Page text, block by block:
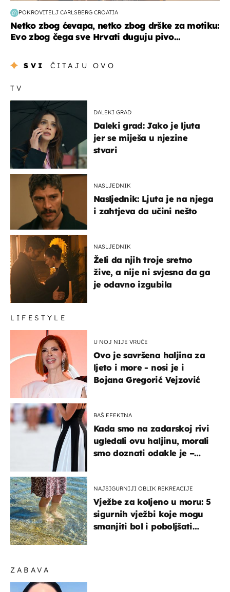
POKROVITELJ CARLSBERG CROATIA
Netko zbog ćevapa, netko zbog drške za motiku:
Evo zbog čega sve Hrvati duguju pivo...
SVI ČITAJU OVO
ZABAVA
TV
DALEKI GRAD
Daleki grad: Jako je ljuta
jer se miješa u njezine
stvari
NASLJEDNIK
Nasljednik: Ljuta je na njega
i zahtjeva da učini nešto
NASLJEDNIK
Želi da njih troje sretno
žive, a nije ni svjesna da ga
je odavno izgubila
LIFESTYLE
U NOJ NIJE VRUĆE
Ovo je savršena haljina za
ljeto i more - nosi je i
Bojana Gregorić Vejzović
BAŠ EFEKTNA
Kada smo na zadarskoj rivi
ugledali ovu haljinu, morali
smo doznati odakle je –
NAJSIGURNIJI OBLIK REKREACIJE
Vježbe za koljeno u moru: 5
sigurnih vježbi koje mogu
smanjiti bol i poboljšati